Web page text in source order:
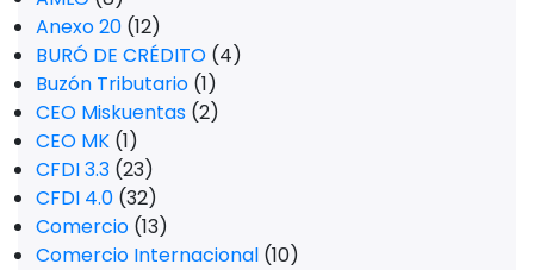
Anexo 20 (12)
BURÓ DE CRÉDITO (4)
Buzón Tributario (1)
CEO Miskuentas (2)
CEO MK (1)
CFDI 3.3 (23)
CFDI 4.0 (32)
Comercio (13)
Comercio Internacional (10)